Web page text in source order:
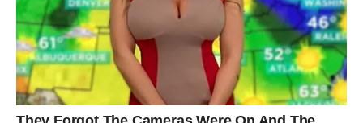
Smjernice za Izlaganje Fotografija
Preporučuje se pridržavanje određenih smjernica kada je
u pitanju izlaganje fotografija preminulih. Stručnjaci
savjetuju da seslike pokojnika ne izlažu na zidovima